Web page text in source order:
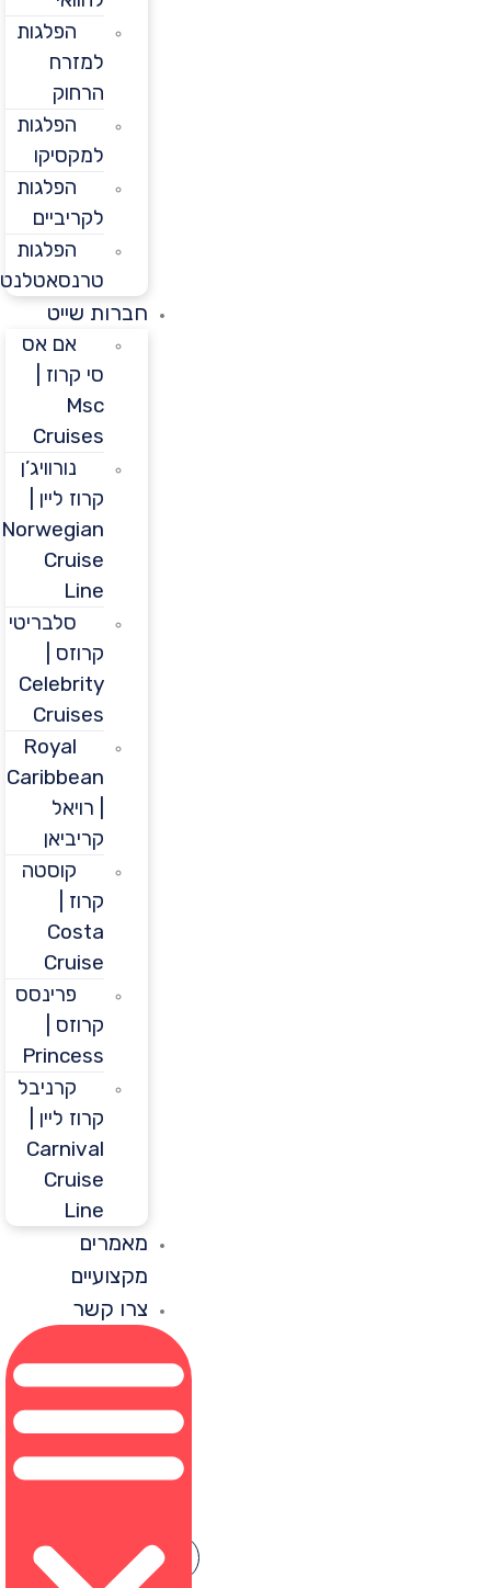
הפלגות
למזרח
הרחוק
הפלגות
למקסיקו
הפלגות
לקריביים
הפלגות
טרנסאטלנטיות
חברות שייט
אם אס
סי קרוז |
Cruises
נורוויג’ן
קרוז ליין |
Norwegian
Cruise
סלבריטי
קרוזס |
Celebrity
Cruises
Royal
Caribbean
קריביאן
קוסטה
Costa
Cruise
פרינסס
קרוזס |
Princess
קרניבל
קרוז ליין |
Carnival
Cruise
מאמרים
מקצועיים
צרו קשר